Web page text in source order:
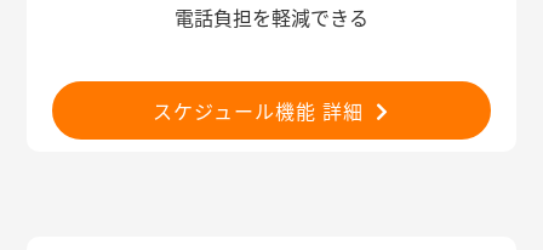
電話負担を軽減できる
スケジュール機能 詳細